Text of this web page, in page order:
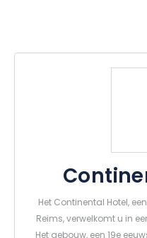
Het Continental Hotel,
Reims, verwelkomt u in